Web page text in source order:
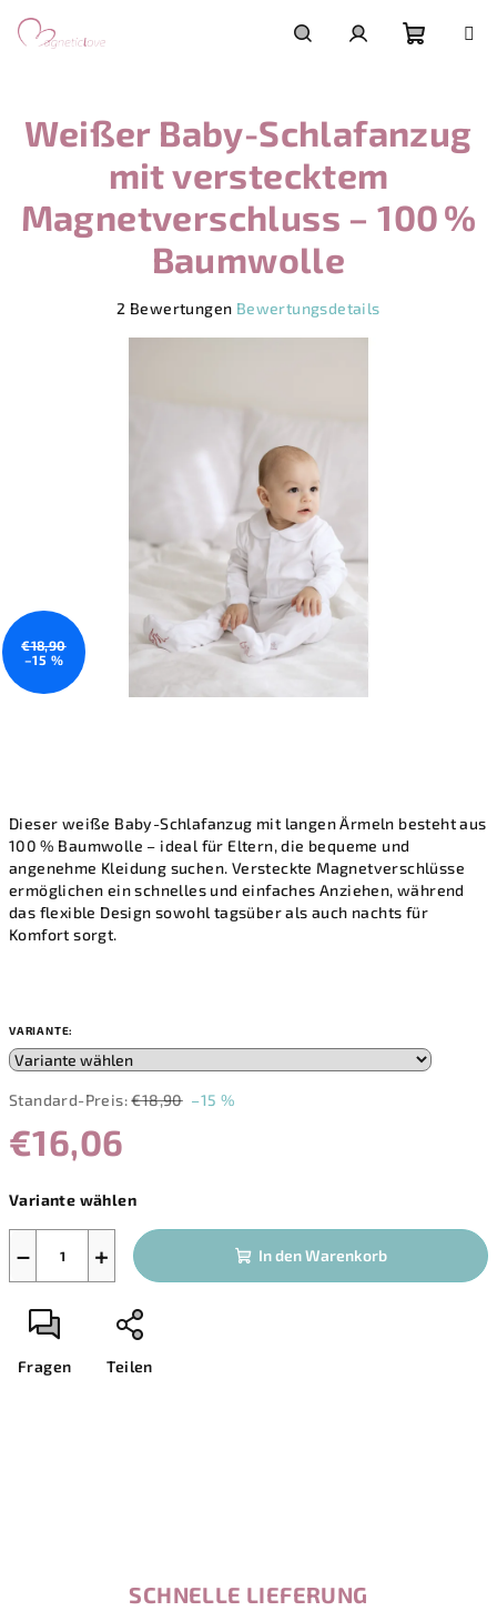
Inhalt
springen
Dieser weiße Baby-Schlafanzug mit langen Ärmeln besteht aus
100 % Baumwolle – ideal für Eltern, die bequeme und
angenehme Kleidung suchen. Versteckte Magnetverschlüsse
ermöglichen ein schnelles und einfaches Anziehen, während
das flexible Design sowohl tagsüber als auch nachts für
Komfort sorgt.
VARIANTE:
Standard-Preis: €18,90 –15 %
€16,06
Variante wählen
+
− In den Warenkorb
Fragen Teilen
Weißer Baby-Schlafanzug
mit verstecktem
Magnetverschluss – 100 %
Baumwolle
2 Bewertungen Bewertungsdetails
€18,90
–15 %
SCHNELLE LIEFERUNG